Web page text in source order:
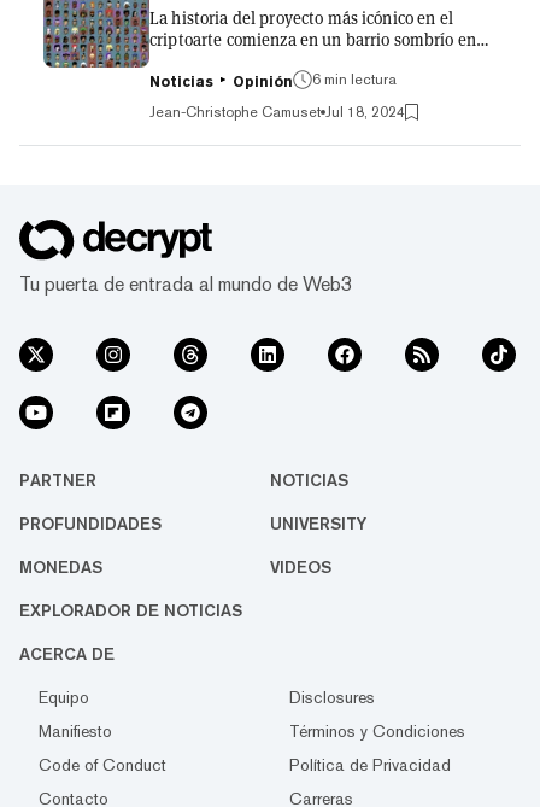
La historia del proyecto más icónico en el
criptoarte comienza en un barrio sombrío en
contaminado de todo el país”, dice Matt Hall
sobre el entorno que inspiró su trabajo con el
cofundador de Larva Labs, John Watkinson, en
el nuevo documental “What the Punk”. Este
arte en 2005, y que ahora son personalidades
destacadas en el Centre...
Noticias Opinión
6 min lectura
Jean-Christophe Camuset Jul 18, 2024
Tu puerta de entrada al mundo de Web3
PARTNER NOTICIAS
PROFUNDIDADES UNIVERSITY
MONEDAS VIDEOS
EXPLORADOR DE NOTICIAS
ACERCA DE
Equipo
Disclosures
Manifiesto
Términos y Condiciones
Code of Conduct
Política de Privacidad
Contacto
Carreras